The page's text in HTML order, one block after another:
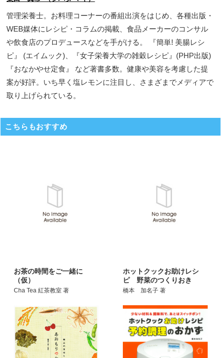
管理栄養士。お料理コーナーの番組出演をはじめ、各種出版・
WEB媒体にレシピ・コラムの掲載、食品メーカーのコンサル
や飲食店のプロデュースなどを手がける。 『簡単! 美腸レシ
ピ』 (エイムック)、『女子栄養大学の雑穀レシピ』(PHP出版)
『おなかやせ定食』 など著書多数。健康や美容を考慮した提
案が好評。いち早く塩レモンに注目し、さまざまでメディアで
取り上げられている。
こちらもおすすめ
お茶の時間をご一緒に
（仮）
Cha Tea 紅茶教室 著
ホットクックお助けレシ
ピ 野菜のつくりおき
橋本 加名子 著